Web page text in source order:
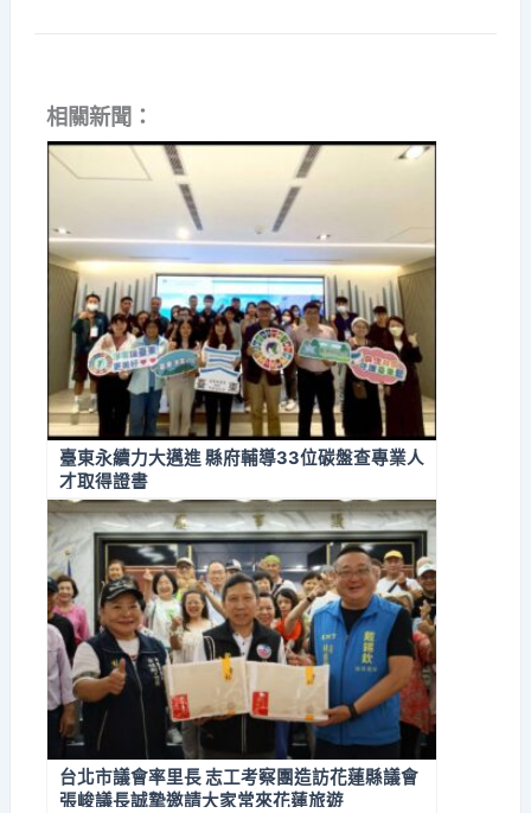
相關新聞：
臺東永續力大邁進 縣府輔導33位碳盤查專業人
才取得證書
台北市議會率里長 志工考察團造訪花蓮縣議會
張峻議長誠摯邀請大家常來花蓮旅遊